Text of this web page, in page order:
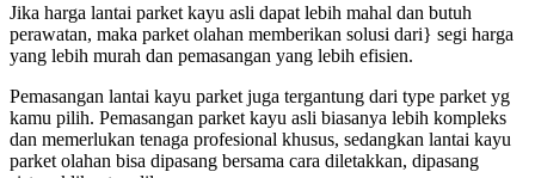
Jika harga lantai parket kayu asli dapat lebih mahal dan butuh
perawatan, maka parket olahan memberikan solusi dari} segi harga
yang lebih murah dan pemasangan yang lebih efisien.
Pemasangan lantai kayu parket juga tergantung dari type parket yg
kamu pilih. Pemasangan parket kayu asli biasanya lebih kompleks
dan memerlukan tenaga profesional khusus, sedangkan lantai kayu
parket olahan bisa dipasang bersama cara diletakkan, dipasang